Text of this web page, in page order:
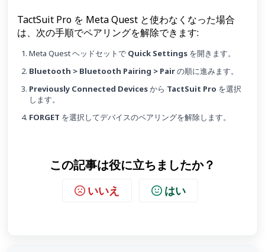
TactSuit Pro を Meta Quest と使わなくなった場合
は、次の手順でペアリングを解除できます:
Meta Quest ヘッドセットで Quick Settings を開きます。
Bluetooth > Bluetooth Pairing > Pairの順に進みます。
Previously Connected Devicesから TactSuit Pro を選択
します。
FORGET を選択してデバイスのペアリングを解除します。
この記事は役に立ちましたか？
いいえ はい